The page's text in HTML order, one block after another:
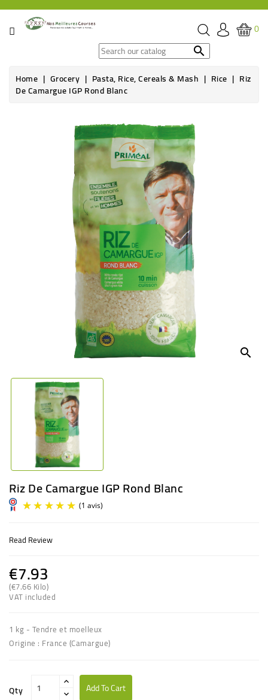
CATEGORY
GROCERY
ENTERTAINMENT
0

Home Grocery Pasta, Rice, Cereals & Mash Rice Riz
De Camargue IGP Rond Blanc
search
Riz De Camargue IGP Rond Blanc
Read Review
€7.93
(€7.66 Kilo)
VAT included
1 kg - Tendre et moelleux
Origine : France (Camargue)
Qty Add To Cart